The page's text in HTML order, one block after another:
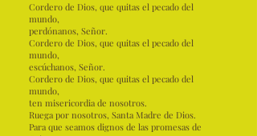
Cordero de Dios, que quitas el pecado del
mundo,
perdónanos, Señor.
Cordero de Dios, que quitas el pecado del
mundo,
escúchanos, Señor.
Cordero de Dios, que quitas el pecado del
mundo,
ten misericordia de nosotros.
Ruega por nosotros, Santa Madre de Dios.
Para que seamos dignos de las promesas de